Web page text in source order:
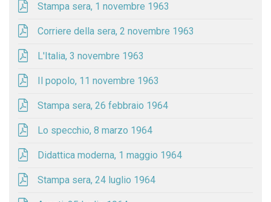
Stampa sera, 1 novembre 1963
Corriere della sera, 2 novembre 1963
L'Italia, 3 novembre 1963
Il popolo, 11 novembre 1963
Stampa sera, 26 febbraio 1964
Lo specchio, 8 marzo 1964
Didattica moderna, 1 maggio 1964
Stampa sera, 24 luglio 1964